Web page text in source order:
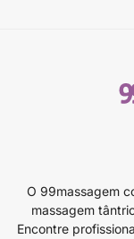
O 99massagem
massagem
Encontre